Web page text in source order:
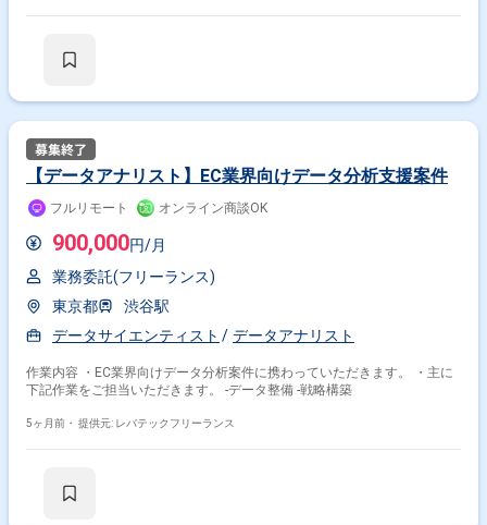
操作性を両立したUI/UX設計が求められるポジションです。 開発体制とし
【データアナリスト】EC業界向けデータ分析支援案件
フルリモート オンライン商談OK
900,000円/月
業務委託(フリーランス)
東京都
渋谷駅
データサイエンティスト
データアナリスト
作業内容 ・EC業界向けデータ分析案件に携わっていただきます。 ・主に
下記作業をご担当いただきます。 -データ整備 -戦略構築
5ヶ月前・ 提供元: レバテックフリーランス